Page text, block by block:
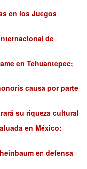
en los Juegos
de
en Tehuantepec;
causa por parte
su riqueza cultural
en México:
en defensa